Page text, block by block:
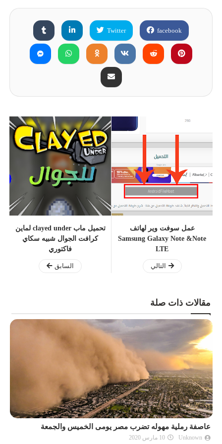
facebook
Twitter
عمل سوفت وير لهاتف
Samsung Galaxy Note &Note
LTE
التالي
تحميل ماب clayed under لماين
كرافت الجوال شبيه سكاي
فاكتوري
السابق
مقالات ذات صلة
عاصفة رملية مهوله تضرب مصر يومى الخميس والجمعة
Unknown 10 مارس 2020